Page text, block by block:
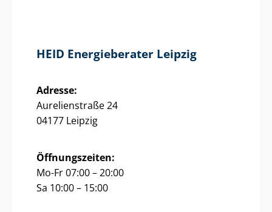
HEID Energieberater Leipzig
Adresse:
Aurelienstraße 24
04177 Leipzig
Öffnungszeiten:
Mo-Fr 07:00 – 20:00
Sa 10:00 – 15:00